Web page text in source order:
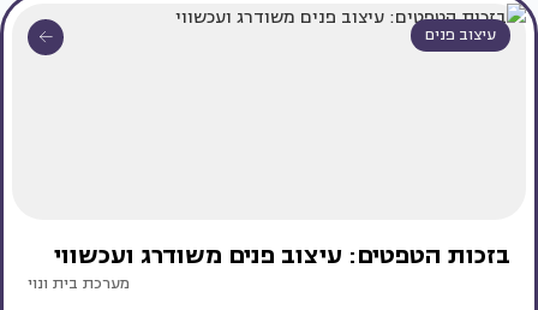
עיצוב פנים
בזכות הטפטים: עיצוב פנים משודרג ועכשווי
מערכת בית ונוי